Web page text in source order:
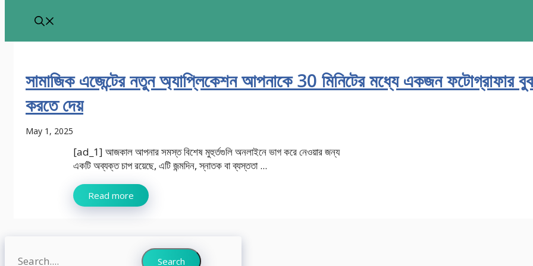
সামাজিক এজেন্টের নতুন অ্যাপ্লিকেশন আপনাকে 30 মিনিটের মধ্যে একজন ফটোগ্রাফার
করতে দেয়
May 1, 2025
[ad_1] আজকাল আপনার সমস্ত বিশেষ মুহুর্তগুলি অনলাইনে ভাগ করে নেওয়ার জন্য
একটি অব্যক্ত চাপ রয়েছে, এটি জন্মদিন, স্নাতক বা ব্যস্ততা ...
Read more
Search Search